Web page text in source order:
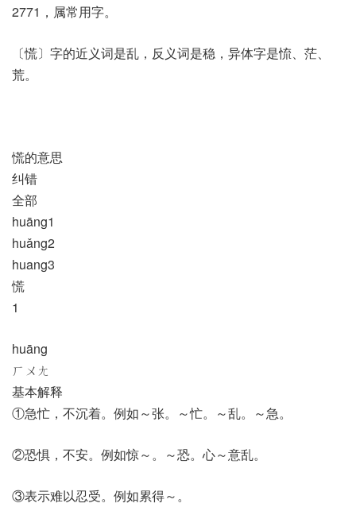
2771，属常用字。
〔慌〕字的近义词是乱，反义词是稳，异体字是㤺、茫、
荒。
慌的意思
纠错
全部
huāng1
huǎng2
huang3
慌
1
huāng
ㄏㄨㄤ
基本解释
①急忙，不沉着。例如～张。～忙。～乱。～急。
②恐惧，不安。例如惊～。～恐。心～意乱。
③表示难以忍受。例如累得～。